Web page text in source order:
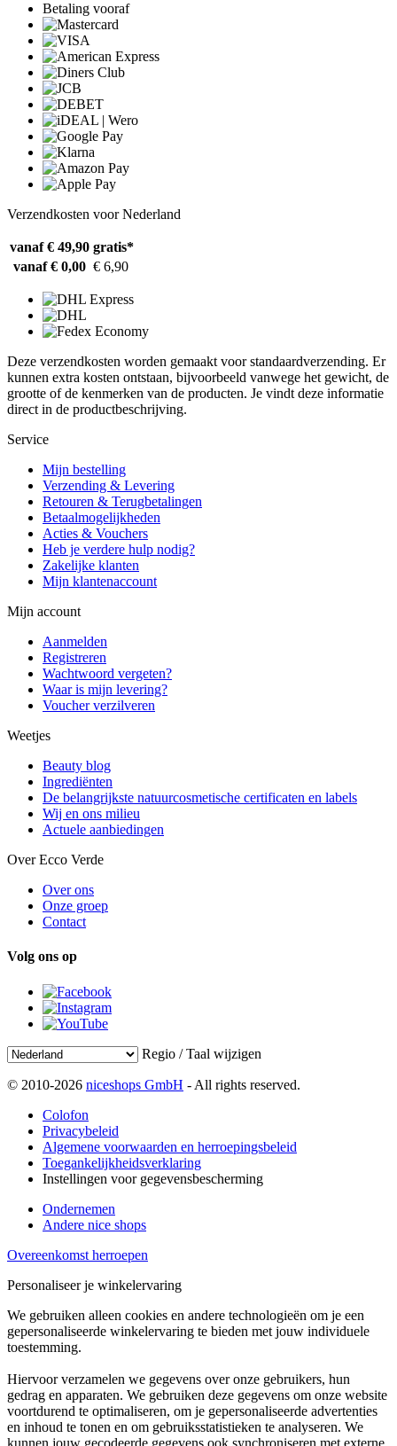
Betaling vooraf
Verzendkosten voor Nederland
vanaf € 49,90 gratis*
vanaf € 0,00 € 6,90
Deze verzendkosten worden gemaakt voor standaardverzending. Er
kunnen extra kosten ontstaan, bijvoorbeeld vanwege het gewicht, de
grootte of de kenmerken van de producten. Je vindt deze informatie
direct in de productbeschrijving.
Service
Mijn bestelling
Verzending & Levering
Retouren & Terugbetalingen
Betaalmogelijkheden
Acties & Vouchers
Heb je verdere hulp nodig?
Zakelijke klanten
Mijn klantenaccount
Mijn account
Aanmelden
Registreren
Wachtwoord vergeten?
Waar is mijn levering?
Voucher verzilveren
Weetjes
Beauty blog
Ingrediënten
De belangrijkste natuurcosmetische certificaten en labels
Wij en ons milieu
Actuele aanbiedingen
Over Ecco Verde
Over ons
Onze groep
Contact
Volg ons op
Regio / Taal wijzigen
© 2010-2026 niceshops GmbH - All rights reserved.
Colofon
Privacybeleid
Algemene voorwaarden en herroepingsbeleid
Toegankelijkheidsverklaring
Instellingen voor gegevensbescherming
Ondernemen
Andere nice shops
Overeenkomst herroepen
Personaliseer je winkelervaring
We gebruiken alleen cookies en andere technologieën om je een
gepersonaliseerde winkelervaring te bieden met jouw individuele
toestemming.
Hiervoor verzamelen we gegevens over onze gebruikers, hun
gedrag en apparaten. We gebruiken deze gegevens om onze website
voortdurend te optimaliseren, om je gepersonaliseerde advertenties
en inhoud te tonen en om gebruiksstatistieken te analyseren. We
kunnen jouw gecodeerde gegevens ook synchroniseren met externe